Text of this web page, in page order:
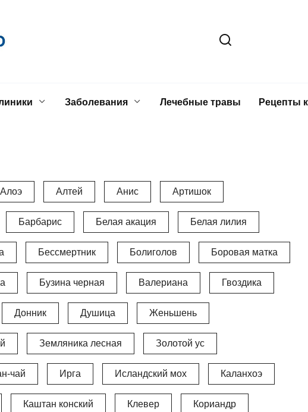
Заболевания Лечебные травы Рецепты
Алоэ Алтей Анис Артишок
Барбарис Белая акация Белая лилия
Бессмертник Болиголов Боровая матка
Бузина черная Валериана Гвоздика
Донник Душица Женьшень
Земляника лесная Золотой ус
чай Ирга Исландский мох Каланхоэ
Каштан конский Клевер Кориандр